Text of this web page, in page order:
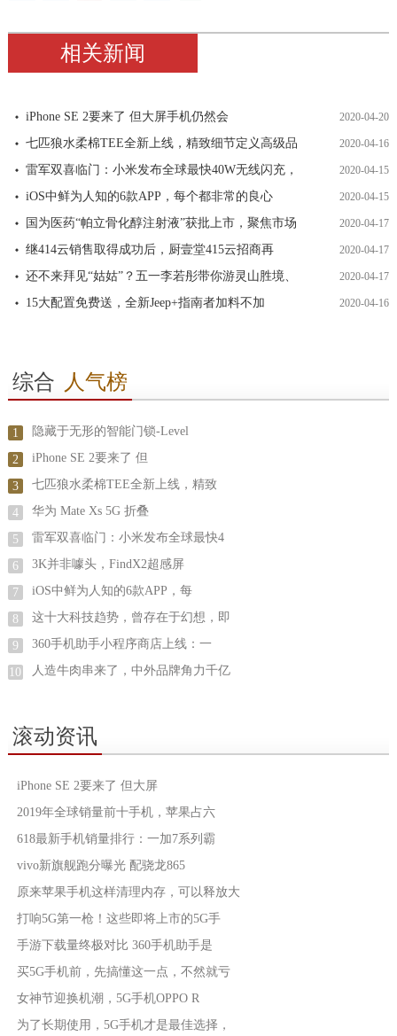
相关新闻
iPhone SE 2要来了 但大屏手机仍然会 2020-04-20
七匹狼水柔棉TEE全新上线，精致细节定义高级品 2020-04-16
雷军双喜临门：小米发布全球最快40W无线闪充， 2020-04-15
iOS中鲜为人知的6款APP，每个都非常的良心 2020-04-15
国为医药“帕立骨化醇注射液”获批上市，聚焦市场 2020-04-17
继414云销售取得成功后，厨壹堂415云招商再 2020-04-17
还不来拜见“姑姑”？五一李若彤带你游灵山胜境、 2020-04-17
15大配置免费送，全新Jeep+指南者加料不加 2020-04-16
综合 人气榜
1 隐藏于无形的智能门锁-Level
2 iPhone SE 2要来了 但
3 七匹狼水柔棉TEE全新上线，精致
4 华为 Mate Xs 5G 折叠
5 雷军双喜临门：小米发布全球最快4
6 3K并非噱头，FindX2超感屏
7 iOS中鲜为人知的6款APP，每
8 这十大科技趋势，曾存在于幻想，即
9 360手机助手小程序商店上线：一
10 人造牛肉串来了，中外品牌角力千亿
滚动资讯
iPhone SE 2要来了 但大屏
2019年全球销量前十手机，苹果占六
618最新手机销量排行：一加7系列霸
vivo新旗舰跑分曝光 配骁龙865
原来苹果手机这样清理内存，可以释放大
打响5G第一枪！这些即将上市的5G手
手游下载量终极对比 360手机助手是
买5G手机前，先搞懂这一点，不然就亏
女神节迎换机潮，5G手机OPPO R
为了长期使用，5G手机才是最佳选择，